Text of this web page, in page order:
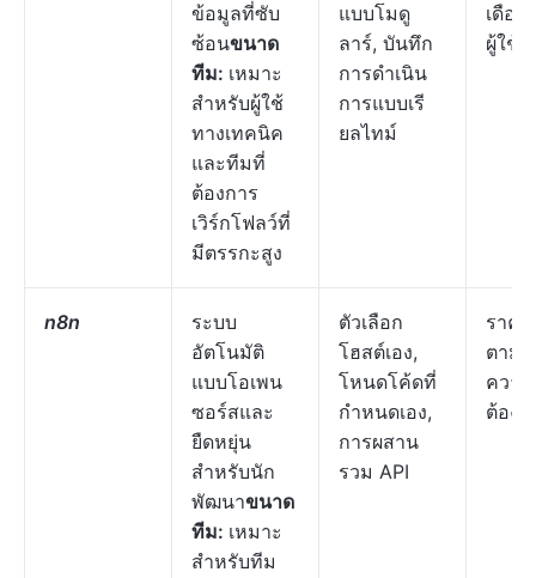
ข้อมูลที่ซับ
ซ้อนขนาด
ทีม: เหมาะ
สำหรับผู้ใช้
ทางเทคนิค
และทีมที่
ต้องการ
เวิร์กโฟลว์ที่
มีตรรกะสูง
แบบโมดู
ลาร์, บันทึก
การดำเนิน
การแบบเรี
ยลไทม์
เดือน
ผู้ใช้
n8n
ระบบ
อัตโนมัติ
แบบโอเพน
ซอร์สและ
ยืดหยุ่น
สำหรับนัก
พัฒนาขนาด
ทีม: เหมาะ
สำหรับทีม
ตัวเลือก
โฮสต์เอง,
โหนดโค้ดที่
กำหนดเอง,
การผสาน
รวม API
ราคา
ตาม
ความ
ต้องก